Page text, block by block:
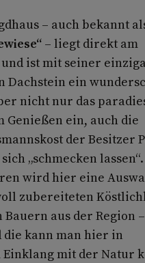
– auch bekannt
– liegt direkt am
und ist mit seiner
Dachstein ein
nicht nur das
Genießen ein, auch die
der Besitzer
„schmecken
wird hier eine
zubereiteten
aus der Region –
die kann man hier in
mit der Natur